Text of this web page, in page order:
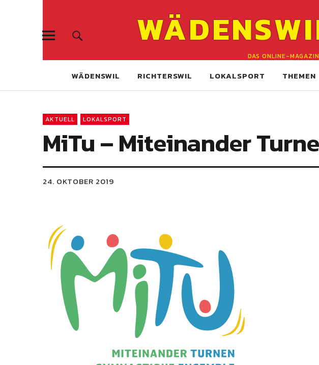
DAS ONLINE-
WÄDENSWIL RICHTERSWIL LOKALSPORT THEMEN
AKTUELL LOKALSPORT
MiTu – Miteinander
24. OKTOBER 2019